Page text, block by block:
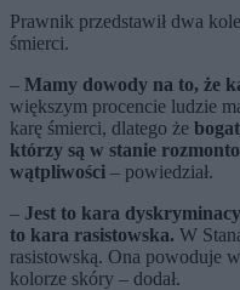
Prawnik przedstawił dwa
śmierci.
– Mamy dowody na to, że
większym procencie ludzie
karę śmierci, dlatego że
którzy są w stanie
wątpliwości – powiedział.
– Jest to kara
to kara rasistowska. W
rasistowską. Ona powoduje
kolorze skóry – dodał.